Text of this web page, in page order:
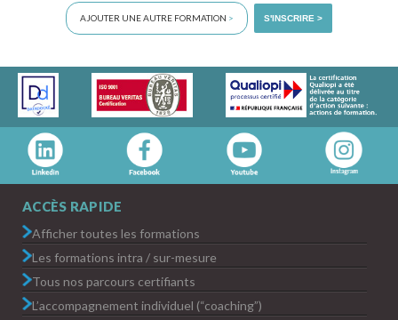
AJOUTER UNE AUTRE FORMATION > S'INSCRIRE >
ACCÈS RAPIDE
Afficher toutes les formations
Les formations intra / sur-mesure
Tous nos parcours certifiants
L’accompagnement individuel (“coaching”)